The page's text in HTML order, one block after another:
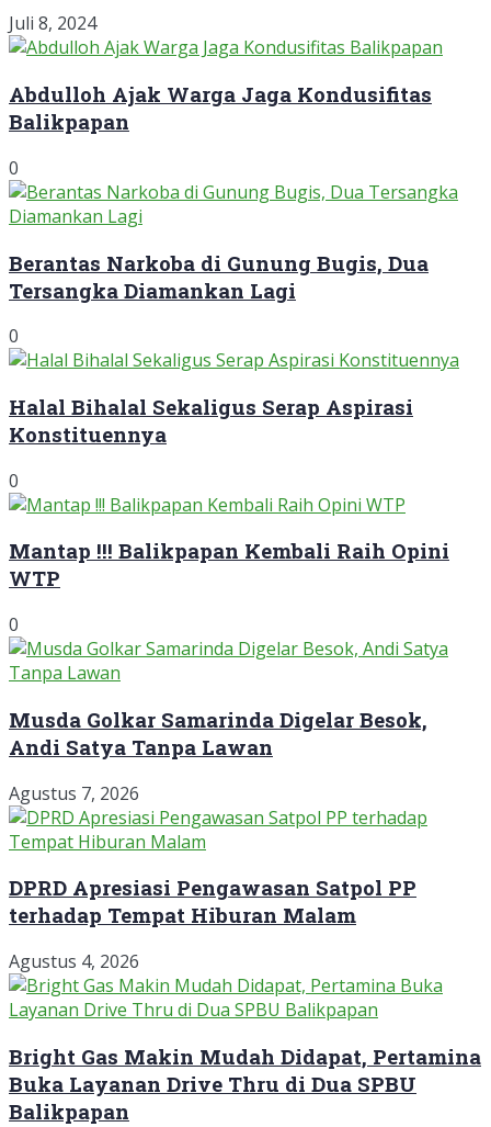
Juli 8, 2024
Abdulloh Ajak Warga Jaga Kondusifitas
Balikpapan
0
Berantas Narkoba di Gunung Bugis, Dua
Tersangka Diamankan Lagi
0
Halal Bihalal Sekaligus Serap Aspirasi
Konstituennya
0
Mantap !!! Balikpapan Kembali Raih Opini
WTP
0
Musda Golkar Samarinda Digelar Besok,
Andi Satya Tanpa Lawan
Agustus 7, 2026
DPRD Apresiasi Pengawasan Satpol PP
terhadap Tempat Hiburan Malam
Agustus 4, 2026
Bright Gas Makin Mudah Didapat, Pertamina
Buka Layanan Drive Thru di Dua SPBU
Balikpapan